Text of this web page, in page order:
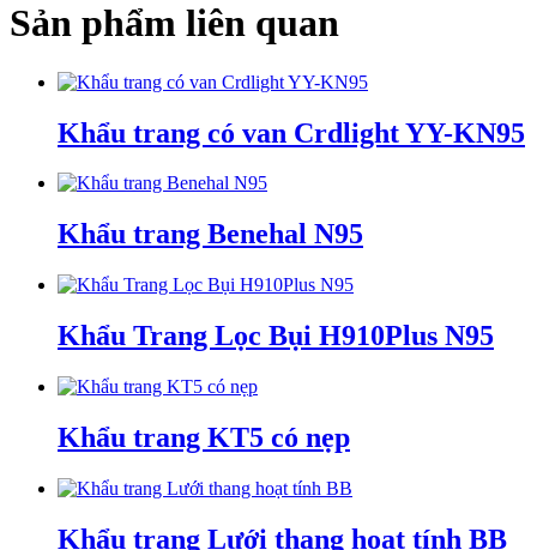
Sản phẩm liên quan
Khẩu trang có van Crdlight YY-KN95
Khẩu trang Benehal N95
Khẩu Trang Lọc Bụi H910Plus N95
Khẩu trang KT5 có nẹp
Khẩu trang Lưới thang hoạt tính BB